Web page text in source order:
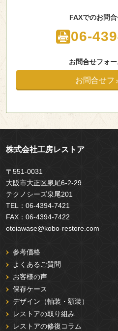
FAXでのお問
06-
お問合せフォ
お問合せフ
株式会社工房レストア
〒551-0031
大阪市大正区泉尾6-2-29
テクノシーズ泉尾201
TEL： 06-4394-7421
FAX： 06-4394-7422
otoiawase@kobo-restore.com
参考価格
よくあるご質問
お客様の声
保存ケース
デザイン（軸装・額装）
レストアの取り組み
レストアの修復コラム